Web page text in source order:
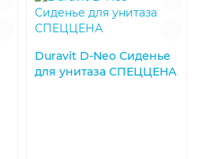
Duravit D-Neo Сиденье
для унитаза СПЕЦЦЕНА